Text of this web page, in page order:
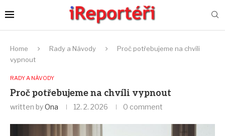
Home Rady a Návody
Proč potřebujeme na chvíli
vypnout
RADY A NÁVODY
Proč potřebujeme na chvíli vypnout
written byOna 12. 2. 2026 0 comment